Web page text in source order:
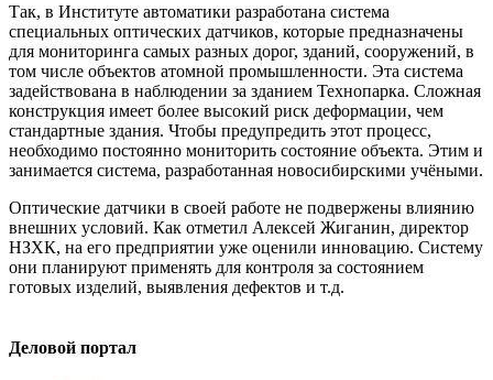
Так, в Институте автоматики разработана система
специальных оптических датчиков, которые предназначены
для мониторинга самых разных дорог, зданий, сооружений, в
том числе объектов атомной промышленности. Эта система
задействована в наблюдении за зданием Технопарка. Сложная
конструкция имеет более высокий риск деформации, чем
стандартные здания. Чтобы предупредить этот процесс,
необходимо постоянно мониторить состояние объекта. Этим и
занимается система, разработанная новосибирскими учёными.
Оптические датчики в своей работе не подвержены влиянию
внешних условий. Как отметил Алексей Жиганин, директор
НЗХК, на его предприятии уже оценили инновацию. Систему
они планируют применять для контроля за состоянием
готовых изделий, выявления дефектов и т.д.
Деловой портал